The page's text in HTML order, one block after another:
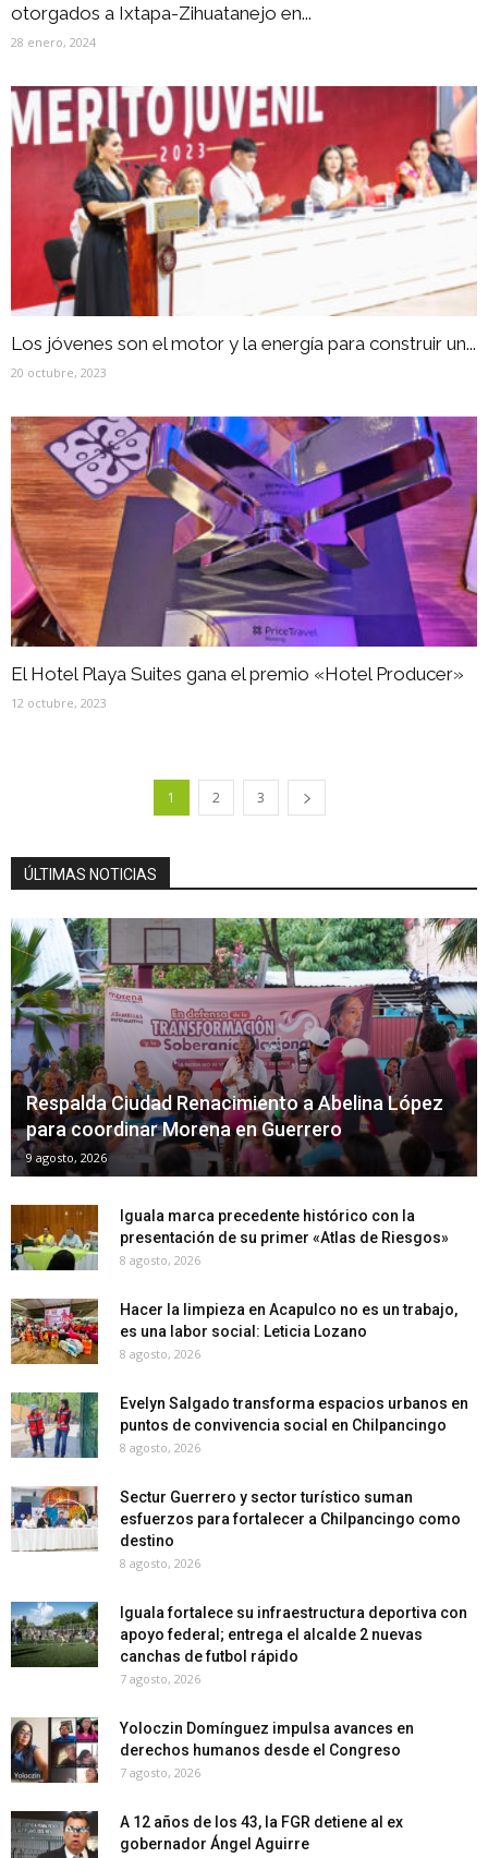
otorgados a Ixtapa-Zihuatanejo en...
28 enero, 2024
Los jóvenes son el motor y la energía para construir un...
20 octubre, 2023
El Hotel Playa Suites gana el premio «Hotel Producer»
12 octubre, 2023
1 2 3
ÚLTIMAS NOTICIAS
Respalda Ciudad Renacimiento a Abelina López
para coordinar Morena en Guerrero
9 agosto, 2026
Iguala marca precedente histórico con la
presentación de su primer «Atlas de Riesgos»
8 agosto, 2026
Hacer la limpieza en Acapulco no es un trabajo,
es una labor social: Leticia Lozano
8 agosto, 2026
Evelyn Salgado transforma espacios urbanos en
puntos de convivencia social en Chilpancingo
8 agosto, 2026
Sectur Guerrero y sector turístico suman
esfuerzos para fortalecer a Chilpancingo como
destino
8 agosto, 2026
Iguala fortalece su infraestructura deportiva con
apoyo federal; entrega el alcalde 2 nuevas
canchas de futbol rápido
7 agosto, 2026
Yoloczin Domínguez impulsa avances en
derechos humanos desde el Congreso
7 agosto, 2026
A 12 años de los 43, la FGR detiene al ex
gobernador Ángel Aguirre